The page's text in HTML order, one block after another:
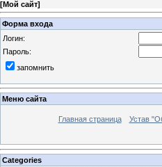
[Мой сайт]
Форма входа
Логин:
Пароль:
запомнить
Меню сайта
Главная страница Устав
Categories